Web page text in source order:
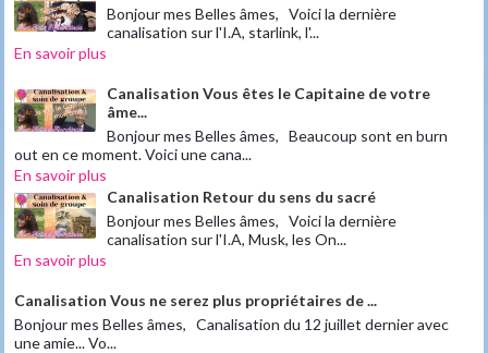
Bonjour mes Belles âmes, Voici la dernière
canalisation sur l'I.A, starlink, l'...
En savoir plus
Canalisation Vous êtes le Capitaine de votre
âme...
Bonjour mes Belles âmes, Beaucoup sont en burn
out en ce moment. Voici une cana...
En savoir plus
Canalisation Retour du sens du sacré
Bonjour mes Belles âmes, Voici la dernière
canalisation sur l'I.A, Musk, les On...
En savoir plus
Canalisation Vous ne serez plus propriétaires de ...
Bonjour mes Belles âmes, Canalisation du 12 juillet dernier avec
une amie... Vo...